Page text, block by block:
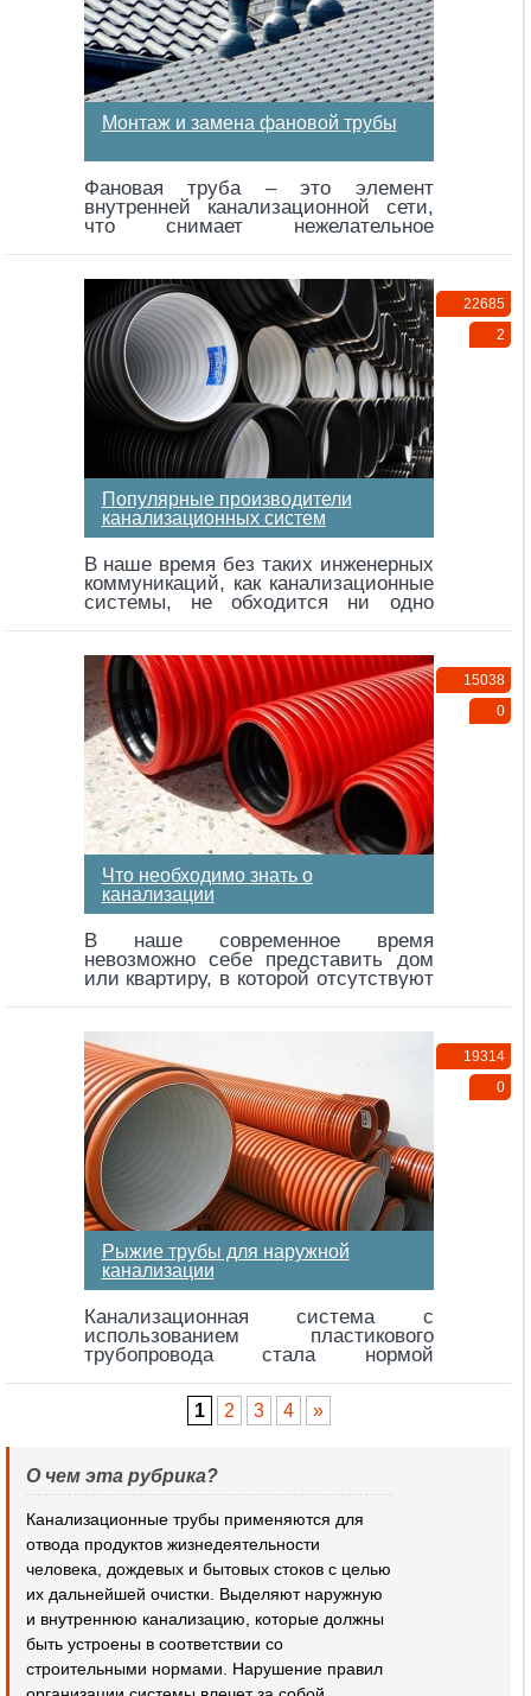
Монтаж и замена фановой трубы
Фановая труба – это элемент
внутренней канализационной сети,
что снимает нежелательное
22685
2
Популярные производители
канализационных систем
В наше время без таких инженерных
коммуникаций, как канализационные
системы, не обходится ни одно
15038
0
Что необходимо знать о
канализации
В наше современное время
невозможно себе представить дом
или квартиру, в которой отсутствуют
19314
0
Рыжие трубы для наружной
канализации
Канализационная система с
использованием пластикового
трубопровода стала нормой
явления множество…
1 2 3 4 »
О чем эта рубрика?
Канализационные трубы применяются для
отвода продуктов жизнедеятельности
человека, дождевых и бытовых стоков с целью
их дальнейшей очистки. Выделяют наружную
и внутреннюю канализацию, которые должны
быть устроены в соответствии со
строительными нормами. Нарушение правил